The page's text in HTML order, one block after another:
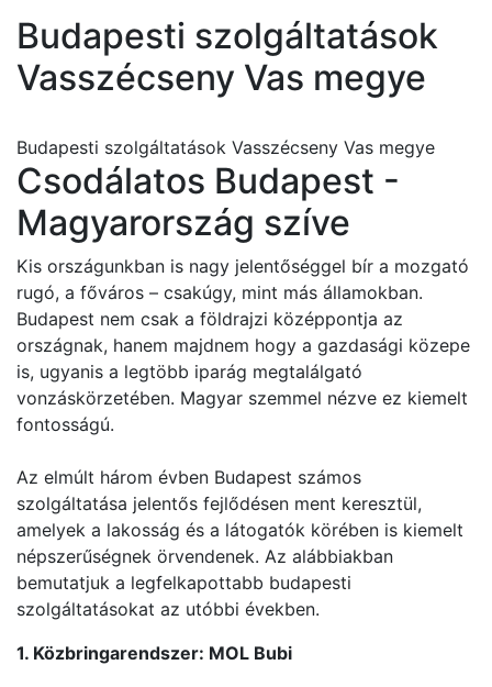
Budapesti szolgáltatások
Vasszécseny Vas megye
Budapesti szolgáltatások Vasszécseny Vas megye
Csodálatos Budapest -
Magyarország szíve
Kis országunkban is nagy jelentőséggel bír a mozgató
rugó, a főváros – csakúgy, mint más államokban.
Budapest nem csak a földrajzi középpontja az
országnak, hanem majdnem hogy a gazdasági közepe
is, ugyanis a legtöbb iparág megtalálgató
vonzáskörzetében. Magyar szemmel nézve ez kiemelt
fontosságú.
Az elmúlt három évben Budapest számos
szolgáltatása jelentős fejlődésen ment keresztül,
amelyek a lakosság és a látogatók körében is kiemelt
népszerűségnek örvendenek. Az alábbiakban
bemutatjuk a legfelkapottabb budapesti
szolgáltatásokat az utóbbi években.
1. Közbringarendszer: MOL Bubi